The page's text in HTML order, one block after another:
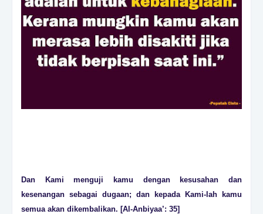
Dan Kami menguji kamu dengan kesusahan dan
kesenangan sebagai dugaan; dan kepada Kami-lah kamu
semua akan dikembalikan. [Al-Anbiyaa’: 35]